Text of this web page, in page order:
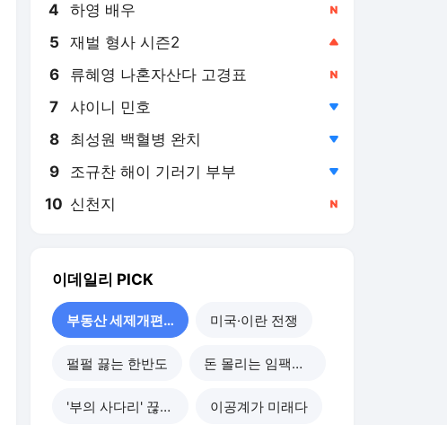
4 하영 배우
5 재벌 형사 시즌2
6 류혜영 나혼자산다 고경표
7 샤이니 민호
8 최성원 백혈병 완치
9 조규찬 해이 기러기 부부
10 신천지
이데일리 PICK
부동산 세제개편 후폭풍 미국·이란 전쟁
펄펄 끓는 한반도 돈 몰리는 임팩트 투자
'부의 사다리' 끊기나 이공계가 미래다